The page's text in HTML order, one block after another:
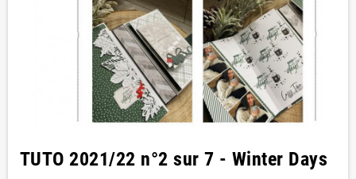
TUTO 2021/22 n°2 sur 7 - Winter Days